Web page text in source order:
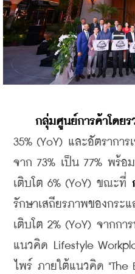
กลุ่มศูนย์การค้าโดยร
35% (YoY) และอัตรากา
จาก 73% เป็น 77% พร้อ
เติบโต 6% (YoY) ขณะที่
รักษาเสถียรภาพของกระ
เติบโต 2% (YoY) จากก
แนวคิด Lifestyle
ไพร์ ภายใต้แนวคิด "The